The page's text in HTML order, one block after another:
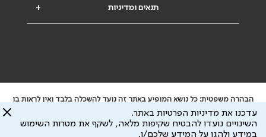
+ תנאים ומדיניות
הבהרה משפטית: כל נושא המופיע באתר זה נועד להשכלה בלבד ואין לראות בו
ייעוץ רפואי או משפטי. אין הר"י אחראית לתוכן המתפרסם באתר זה ולכל נזק
שעלול להיגרם.
ידוע לי שהר"י אוספת ושומרת מידע אישי לצורך מתן השרות וכי חלק ממנו עשוי
עדכנו את מדיניות הפרטיות באתר.
השינויים נועדו להבטיח שקיפות מלאה, לשקף את מטרות השימוש
במידע ולהגן על המידע שלכם/ן.